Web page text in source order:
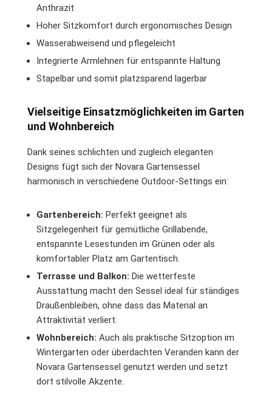
Anthrazit
Hoher Sitzkomfort durch ergonomisches Design
Wasserabweisend und pflegeleicht
Integrierte Armlehnen für entspannte Haltung
Stapelbar und somit platzsparend lagerbar
Vielseitige Einsatzmöglichkeiten im Garten
und Wohnbereich
Dank seines schlichten und zugleich eleganten
Designs fügt sich der Novara Gartensessel
harmonisch in verschiedene Outdoor-Settings ein:
Gartenbereich: Perfekt geeignet als
Sitzgelegenheit für gemütliche Grillabende,
entspannte Lesestunden im Grünen oder als
komfortabler Platz am Gartentisch.
Terrasse und Balkon: Die wetterfeste
Ausstattung macht den Sessel ideal für ständiges
Draußenbleiben, ohne dass das Material an
Attraktivität verliert.
Wohnbereich: Auch als praktische Sitzoption im
Wintergarten oder überdachten Veranden kann der
Novara Gartensessel genutzt werden und setzt
dort stilvolle Akzente.